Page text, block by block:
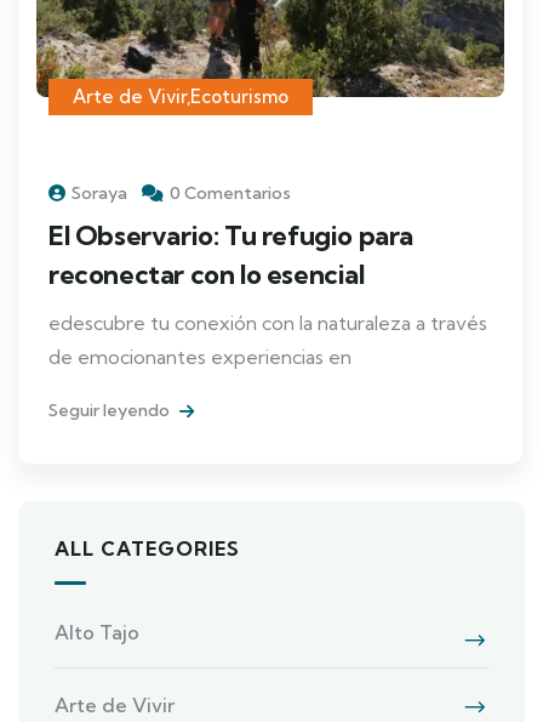
Arte de Vivir,Ecoturismo
Soraya 0 Comentarios
El Observario: Tu refugio para
reconectar con lo esencial
edescubre tu conexión con la naturaleza a través
de emocionantes experiencias en
Seguir leyendo
ALL CATEGORIES
Alto Tajo
Arte de Vivir